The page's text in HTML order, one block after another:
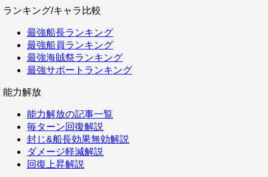
ランキング/キャラ比較
最強船長ランキング
最強船員ランキング
最強海賊祭ランキング
最強サポートランキング
能力解放
能力解放の記事一覧
毎ターン回復解説
封じ&船長効果無効解説
ダメージ軽減解説
回復上昇解説